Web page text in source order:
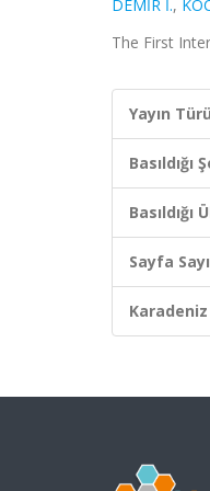
DEMİR İ.,
The First
Yayın
Basıldığı
Basıldığı
Sayfa